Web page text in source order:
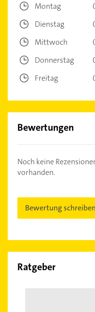
Montag
Dienstag
Mittwoch
Donnerstag
Freitag
Bewertungen
Noch keine
vorhanden.
Bewertung schreiben
Ratgeber